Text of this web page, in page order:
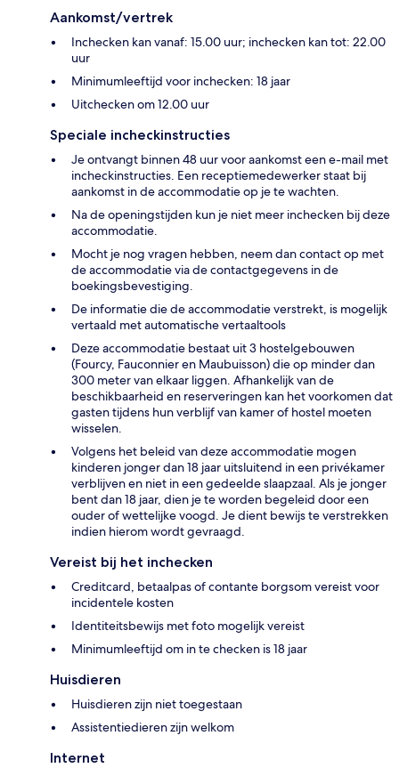
Aankomst/vertrek
Inchecken kan vanaf: 15.00 uur; inchecken kan tot: 22.00
uur
Minimumleeftijd voor inchecken: 18 jaar
Uitchecken om 12.00 uur
Speciale incheckinstructies
Je ontvangt binnen 48 uur voor aankomst een e-mail met
incheckinstructies. Een receptiemedewerker staat bij
aankomst in de accommodatie op je te wachten.
Na de openingstijden kun je niet meer inchecken bij deze
accommodatie.
Mocht je nog vragen hebben, neem dan contact op met
de accommodatie via de contactgegevens in de
boekingsbevestiging.
De informatie die de accommodatie verstrekt, is mogelijk
vertaald met automatische vertaaltools
Deze accommodatie bestaat uit 3 hostelgebouwen
(Fourcy, Fauconnier en Maubuisson) die op minder dan
300 meter van elkaar liggen. Afhankelijk van de
beschikbaarheid en reserveringen kan het voorkomen dat
gasten tijdens hun verblijf van kamer of hostel moeten
wisselen.
Volgens het beleid van deze accommodatie mogen
kinderen jonger dan 18 jaar uitsluitend in een privékamer
verblijven en niet in een gedeelde slaapzaal. Als je jonger
bent dan 18 jaar, dien je te worden begeleid door een
ouder of wettelijke voogd. Je dient bewijs te verstrekken
indien hierom wordt gevraagd.
Vereist bij het inchecken
Creditcard, betaalpas of contante borgsom vereist voor
incidentele kosten
Identiteitsbewijs met foto mogelijk vereist
Minimumleeftijd om in te checken is 18 jaar
Huisdieren
Huisdieren zijn niet toegestaan
Assistentiedieren zijn welkom
Internet